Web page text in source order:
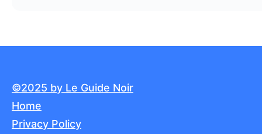
©2025 by Le Guide Noir
Home
Privacy Policy